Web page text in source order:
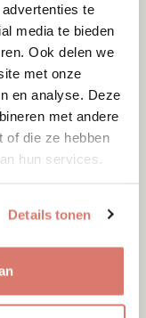
te
media te bieden
Ook delen we
met onze
en analyse. Deze
met andere
of die ze hebben
hun services.
Details tonen